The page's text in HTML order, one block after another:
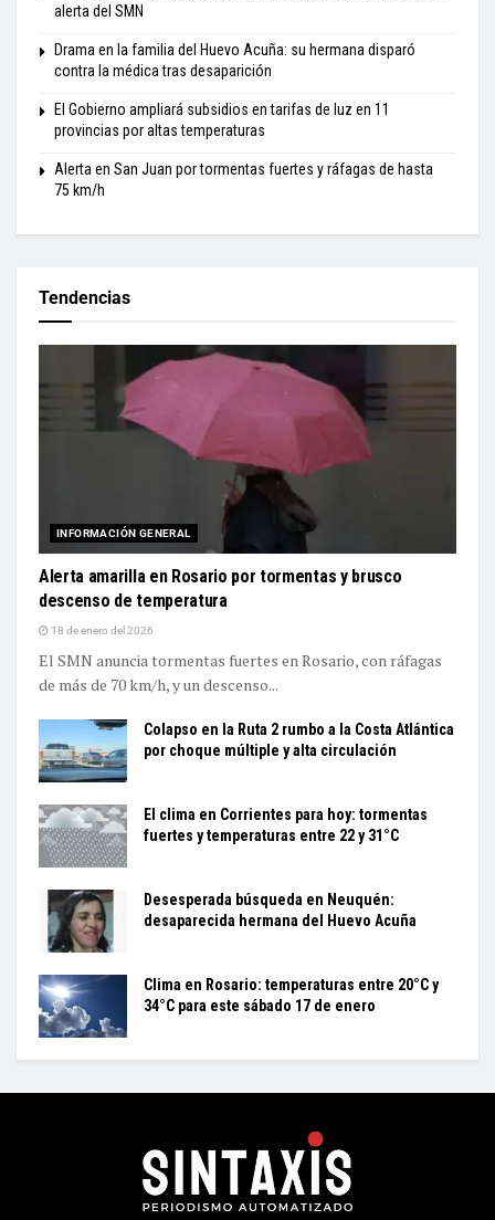
alerta del SMN
Drama en la familia del Huevo Acuña: su hermana disparó
contra la médica tras desaparición
El Gobierno ampliará subsidios en tarifas de luz en 11
provincias por altas temperaturas
Alerta en San Juan por tormentas fuertes y ráfagas de hasta
75 km/h
Tendencias
INFORMACIÓN GENERAL
Alerta amarilla en Rosario por tormentas y brusco
descenso de temperatura
18 de enero del 2026
El SMN anuncia tormentas fuertes en Rosario, con ráfagas
de más de 70 km/h, y un descenso...
Colapso en la Ruta 2 rumbo a la Costa Atlántica
por choque múltiple y alta circulación
El clima en Corrientes para hoy: tormentas
fuertes y temperaturas entre 22 y 31°C
Desesperada búsqueda en Neuquén:
desaparecida hermana del Huevo Acuña
Clima en Rosario: temperaturas entre 20°C y
34°C para este sábado 17 de enero